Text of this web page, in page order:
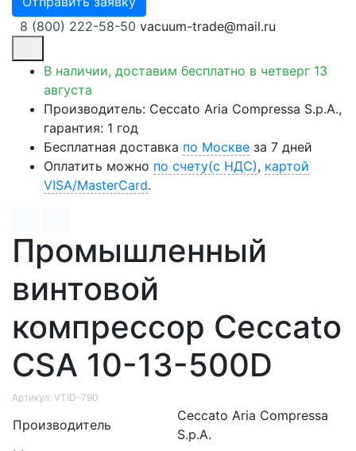
8 (800) 222-58-50 vacuum-trade@mail.ru
В наличии, доставим бесплатно в четверг 13
августа
Производитель: Ceccato Aria Compressa S.p.A.,
гарантия: 1 год
Бесплатная доставка по Москве за 7 дней
Оплатить можно по счету(с НДС), картой
VISA/MasterCard.
Промышленный
винтовой
компрессор Ceccato
CSA 10-13-500D
Артикул: VTID-790
Производитель
Ceccato Aria Compressa
S.p.A.